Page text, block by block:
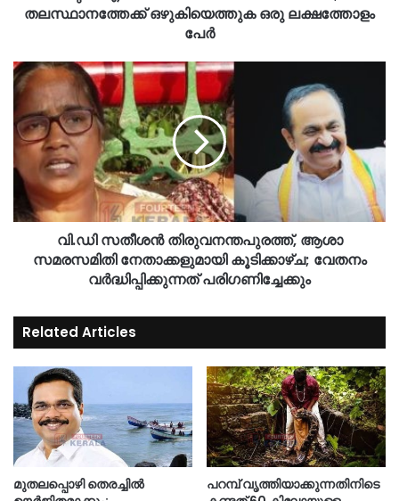
തലസ്ഥാനത്തേക്ക് ഒഴുകിയെത്തുക ഒരു ലക്ഷത്തോളം
പേർ
വി.ഡി സതീശൻ തിരുവനന്തപുരത്ത്, ആശാ
സമരസമിതി നേതാക്കളുമായി കൂടിക്കാഴ്ച; വേതനം
വർദ്ധിപ്പിക്കുന്നത് പരിഗണിച്ചേക്കും
Related Articles
മുതലപ്പൊഴി തെരച്ചിൽ
പറമ്പ് വൃത്തിയാക്കുന്നതിനിടെ